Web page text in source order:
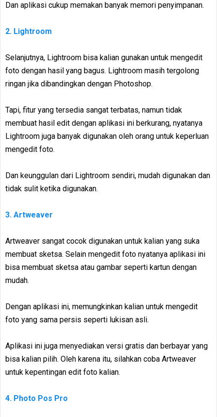
Dan aplikasi cukup memakan banyak memori penyimpanan.
2. Lightroom
Selanjutnya, Lightroom bisa kalian gunakan untuk mengedit
foto dengan hasil yang bagus. Lightroom masih tergolong
ringan jika dibandingkan dengan Photoshop.
Tapi, fitur yang tersedia sangat terbatas, namun tidak
membuat hasil edit dengan aplikasi ini berkurang, nyatanya
Lightroom juga banyak digunakan oleh orang untuk keperluan
mengedit foto.
Dan keunggulan dari Lightroom sendiri, mudah digunakan dan
tidak sulit ketika digunakan.
3. Artweaver
Artweaver sangat cocok digunakan untuk kalian yang suka
membuat sketsa. Selain mengedit foto nyatanya aplikasi ini
bisa membuat sketsa atau gambar seperti kartun dengan
mudah.
Dengan aplikasi ini, memungkinkan kalian untuk mengedit
foto yang sama persis seperti lukisan asli.
Aplikasi ini juga menyediakan versi gratis dan berbayar yang
bisa kalian pilih. Oleh karena itu, silahkan coba Artweaver
untuk kepentingan edit foto kalian.
4. Photo Pos Pro